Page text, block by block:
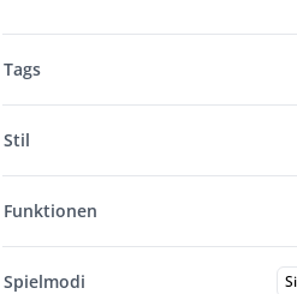
Tags
Stil
Funktionen
Spielmodi